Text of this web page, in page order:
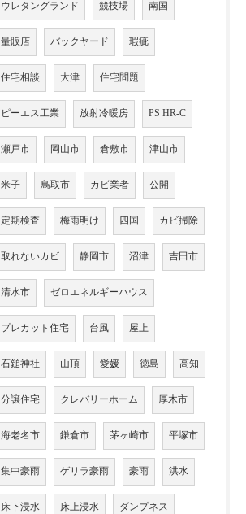
ウレタングランド 競技場 南国
量販店 バックヤード 瑕疵
住宅相談 大津 住宅問題
ピーエス工業 放射冷暖房 PS HR-C
瀬戸市 岡山市 倉敷市 津山市
米子 鳥取市 カビ業者 公開
定期検査 梅雨明け 四国 カビ掃除
取れないカビ 静岡市 沼津 吉田市
清水市 ゼロエネルギーハウス
プレカット住宅 台風 屋上
石鎚神社 山頂 愛媛 徳島 高知
分譲住宅 クレバリーホーム 厚木市
海老名市 鎌倉市 茅ヶ崎市 平塚市
集中豪雨 ゲリラ豪雨 豪雨 洪水
床下浸水 床上浸水 ダンプネス